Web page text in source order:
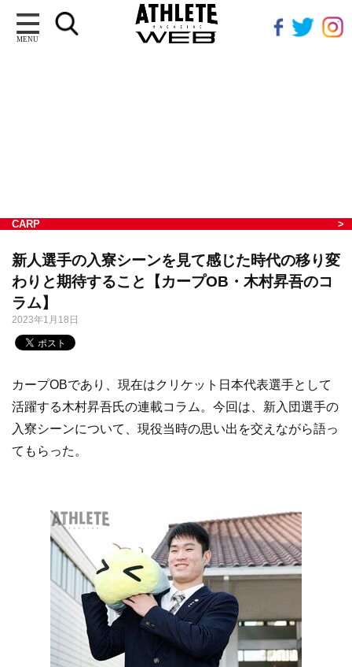
MENU
CARP
新人選手の入寮シーンを見て感じた時代の移り変
わりと期待すること【カープOB・木村昇吾のコ
ラム】
2023年1月18日
カープOBであり、現在はクリケット日本代表選手として
活躍する木村昇吾氏の連載コラム。今回は、新入団選手の
入寮シーンについて、現役当時の思い出を交えながら語っ
てもらった。